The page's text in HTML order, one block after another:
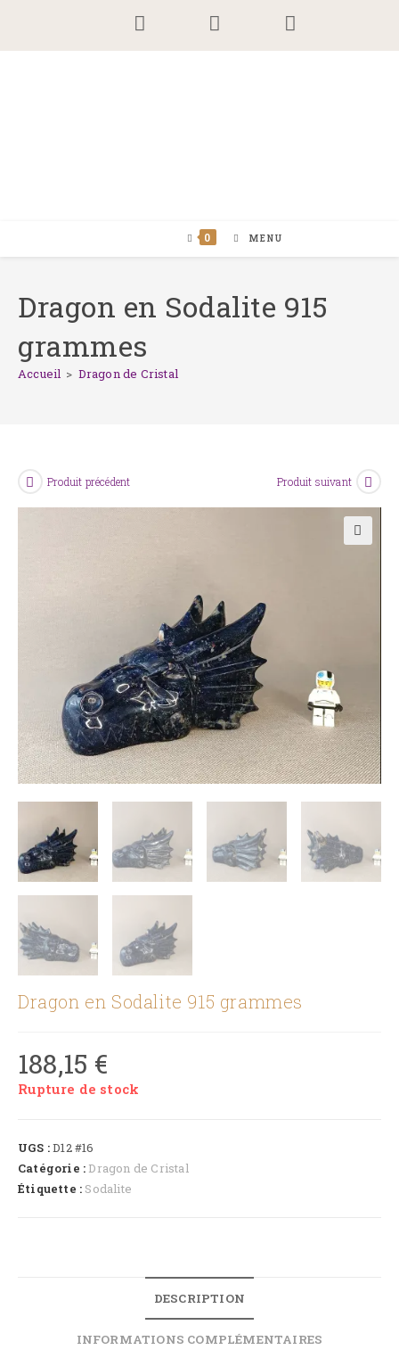
content
0 MENU
Dragon en Sodalite 915
grammes
Accueil > Dragon de Cristal
Produit précédent Produit suivant
Dragon en Sodalite 915 grammes
188,15 €
Rupture de stock
UGS :D12 #16
Catégorie : Dragon de Cristal
Étiquette : Sodalite
DESCRIPTION
INFORMATIONS COMPLÉMENTAIRES